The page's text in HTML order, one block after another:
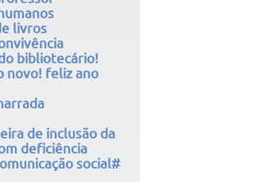
livros
bibliotecário!
novo! feliz ano
de inclusão da
deficiência
social#